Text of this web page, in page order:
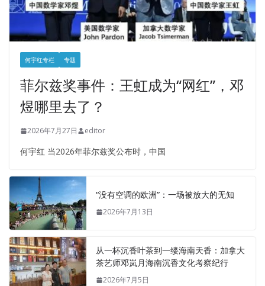
何宇红专栏 专题
菲尔兹奖事件：王虹成为“网红”，邓
煜哪里去了？
2026年7月27日 editor
何宇红 当2026年菲尔兹奖公布时，中国
“没有空调的欧洲”：一场被放大的无知
2026年7月13日
从一杯沉香叶茶到一缕海南天香：加拿大
茶艺师邓岚月海南沉香文化考察纪行
2026年7月5日